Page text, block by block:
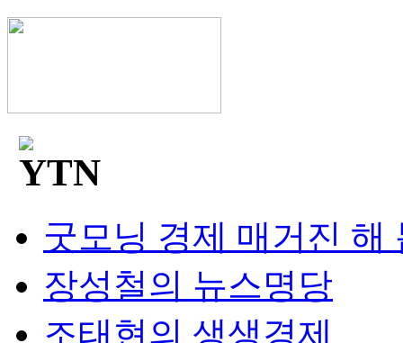
굿모닝 경제 매거진 해
장성철의 뉴스명당
조태현의 생생경제